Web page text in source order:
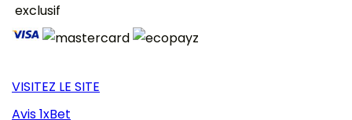
exclusif
VISITEZ LE SITE
Avis 1xBet